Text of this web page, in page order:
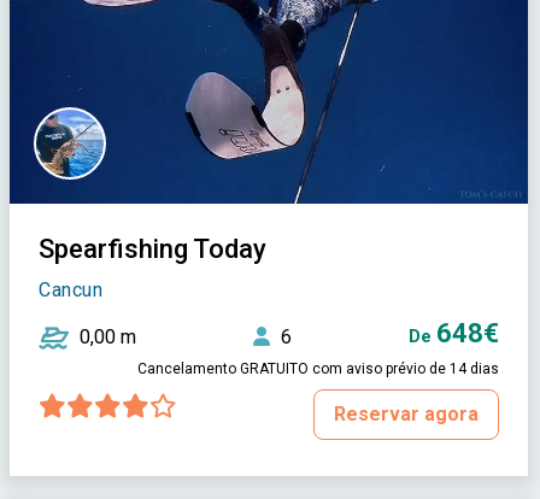
Spearfishing Today
Cancun
0,00 m 6 De 648€
Cancelamento GRATUITO com aviso prévio de 14 dias
Reservar agora